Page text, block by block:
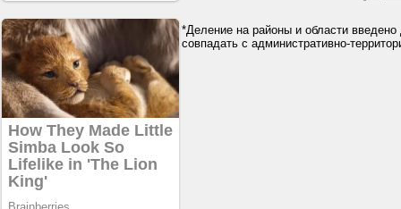
*Деление на районы и области введено
совпадать с административно-